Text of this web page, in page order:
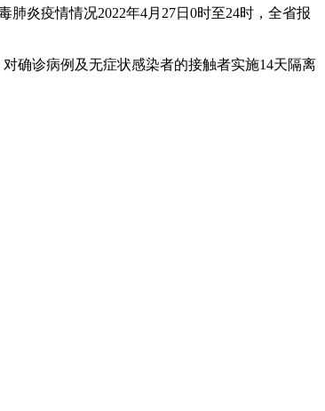
肺炎疫情情况2022年4月27日0时至24时，全省报
确诊病例及无症状感染者的接触者实施14天隔离